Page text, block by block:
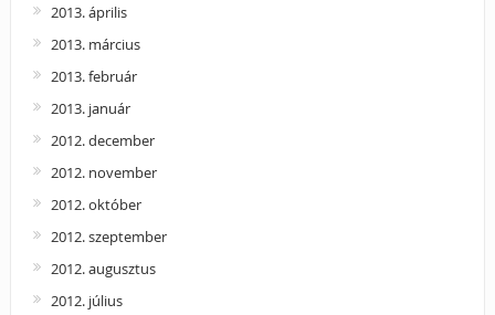
2013. április
2013. március
2013. február
2013. január
2012. december
2012. november
2012. október
2012. szeptember
2012. augusztus
2012. július